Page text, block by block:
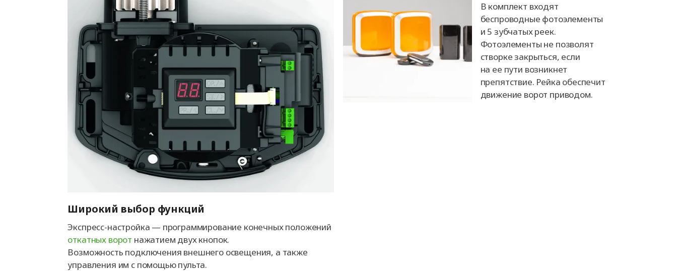
Широкий выбор функций
Экспресс-настройка — программирование конечных положений
откатных ворот нажатием двух кнопок.
Возможность подключения внешнего освещения, а также
управления им с помощью пульта.
В комплект входят
беспроводные фотоэлементы
и 5 зубчатых реек.
Фотоэлементы не позволят
створке закрыться, если
на ее пути возникнет
препятствие. Рейка обеспечит
движение ворот приводом.